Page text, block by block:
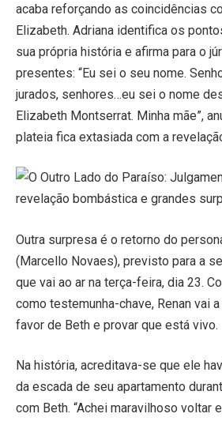
acaba reforçando as coincidências
Elizabeth. Adriana identifica os
sua própria história e afirma para o
presentes: “Eu sei o seu nome.
jurados, senhores…eu sei o nome
Elizabeth Montserrat. Minha mãe”,
plateia fica extasiada com a
Outra surpresa é o retorno do
(Marcello Novaes), previsto para a
que vai ao ar na terça-feira, dia 23.
como testemunha-chave, Renan vai
favor de Beth e provar que está vivo.
Na história, acreditava-se que ele
da escada de seu apartamento
com Beth. “Achei maravilhoso voltar